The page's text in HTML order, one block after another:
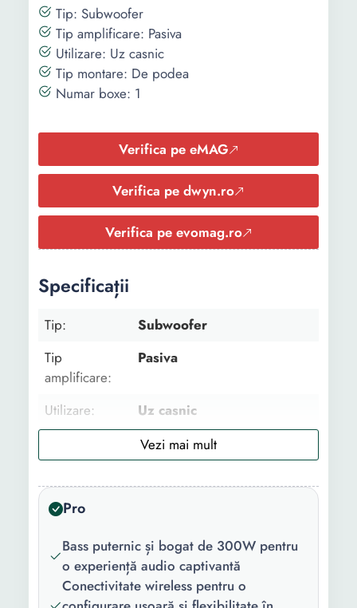
Tip: Subwoofer
Tip amplificare: Pasiva
Utilizare: Uz casnic
Tip montare: De podea
Numar boxe: 1
Verifica pe eMAG
Verifica pe dwyn.ro
Verifica pe evomag.ro
Specificații
Tip:
Subwoofer
Tip
amplificare:
Pasiva
Utilizare:
Uz casnic
De podea
Conectivitate:
Putere RMS
totala:
300 W
Reglaje:
Bass
Pro
Bass puternic și bogat de 300W pentru
o experiență audio captivantă
Conectivitate wireless pentru o